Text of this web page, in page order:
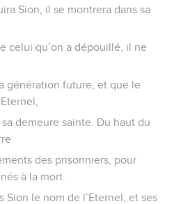
Sion, il se montrera dans sa
celui qu’on a dépouillé, il ne
génération future, et que le
demeure sainte. Du haut du
des prisonniers, pour
à la mort.
Sion le nom de l’Eternel, et ses